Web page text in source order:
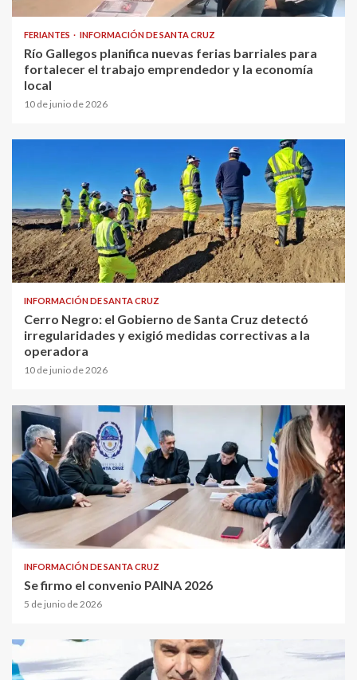
FERIANTES INFORMACIÓN DE SANTA CRUZ
Río Gallegos planifica nuevas ferias barriales para
fortalecer el trabajo emprendedor y la economía
local
10 de junio de 2026
INFORMACIÓN DE SANTA CRUZ
Cerro Negro: el Gobierno de Santa Cruz detectó
irregularidades y exigió medidas correctivas a la
operadora
10 de junio de 2026
INFORMACIÓN DE SANTA CRUZ
Se firmo el convenio PAINA 2026
5 de junio de 2026